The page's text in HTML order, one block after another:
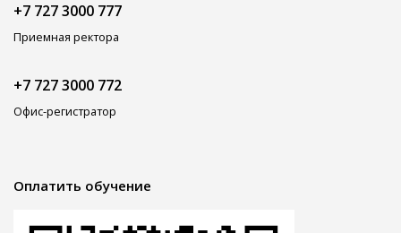
+7 727 3000 777
Приемная ректора
+7 727 3000 772
Офис-регистратор
Оплатить обучение